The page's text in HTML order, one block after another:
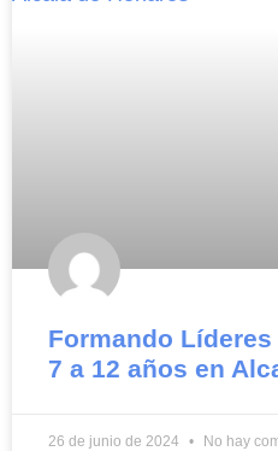
Formando
7 a 12 años en
26 de junio de 2024 No hay